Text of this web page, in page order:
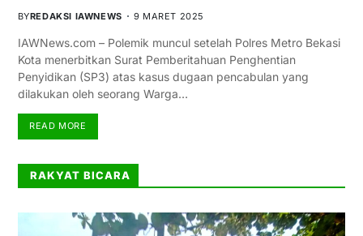
BYREDAKSI IAWNEWS 9 MARET 2025
IAWNews.com – Polemik muncul setelah Polres Metro Bekasi
Kota menerbitkan Surat Pemberitahuan Penghentian
Penyidikan (SP3) atas kasus dugaan pencabulan yang
dilakukan oleh seorang Warga…
READ MORE
RAKYAT BICARA